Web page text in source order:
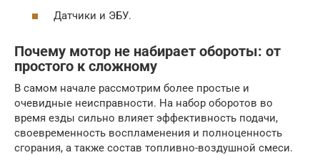
Датчики и ЭБУ.
Почему мотор не набирает обороты: от
простого к сложному
В самом начале рассмотрим более простые и
очевидные неисправности. На набор оборотов во
время езды сильно влияет эффективность подачи,
своевременность воспламенения и полноценность
сгорания, а также состав топливно-воздушной смеси.